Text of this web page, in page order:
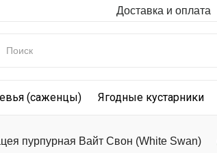
Доставка и оплата
(саженцы) Ягодные кустарники
пурпурная Вайт Свон (White Swan)